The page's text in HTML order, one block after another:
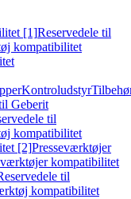
[1]Reservedele til
kompatibilitet
Kontroludstyr
Geberit
til
kompatibilitet
[2]Presseværktøjer
kompatibilitet
til
kompatibilitet